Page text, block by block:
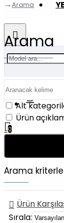
0
Arama
Arama
Alt
Ürün
Arama
Ürün
Sırala: